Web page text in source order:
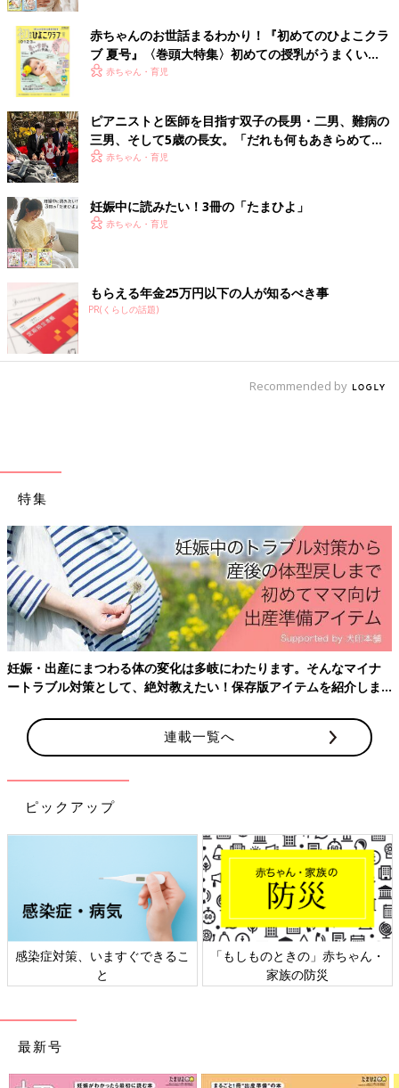
同性のきょうだいだと、必ずと言っていいほど洋服はお下がりを
うちもね、一応悩むんです。
長女のこの服、あんまり着ないうちにサイズアウトしちゃった
な。ちょっと高かったんだよなぁ。可愛いし、次女に…
いやいやいや、160だから！小学校高学年だから！これ着られる
頃には流行りも変わってるし、黄ばんだりするし、場所も取るか
らー！！
赤ちゃんのお世話まるわかり！『初めてのひよこクラ
ブ 夏号』〈巻頭大特集〉初めての授乳がうまくい
く！ おっぱい・ミルクの基本と夏のトラブル 解決テ
赤ちゃん・育児
ピアニストと医師を目指す双子の長男・二男、難病の
三男、そして5歳の長女。「だれも何もあきらめてほ
しくない」母の思い
赤ちゃん・育児
妊娠中に読みたい！3冊の「たまひよ」
赤ちゃん・育児
もらえる年金25万円以下の人が知るべき事
PR(くらしの話題)
Recommended by
特集
妊娠・出産にまつわる体の変化は多岐にわたります。そんなマイナ
ートラブル対策として、絶対教えたい！保存版アイテムを紹介しま
連載一覧へ
ピックアップ
感染症対策、いますぐできるこ
と
「もしものときの」赤ちゃん・
家族の防災
最新号